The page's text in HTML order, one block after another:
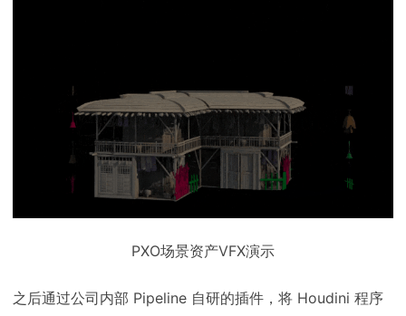
PXO场景资产VFX演示
之后通过公司内部 Pipeline 自研的插件，将 Houdini 程序